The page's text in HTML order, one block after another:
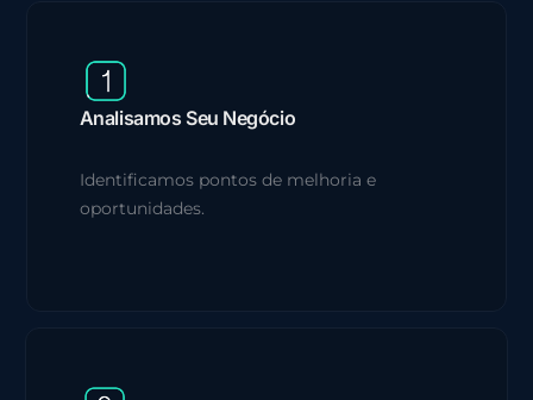
Analisamos Seu Negócio
Identificamos pontos de melhoria e
oportunidades.